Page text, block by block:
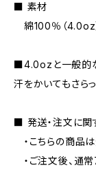
■ 素材
綿100％（4.0oz
■4.0ozと一般的な
汗をかいてもさら
■ 発送・注文に関
・こちらの商品
・ご注文後、通